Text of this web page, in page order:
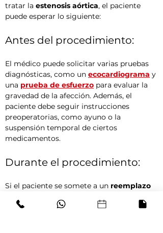
tratar la estenosis aórtica, el paciente
puede esperar lo siguiente:
Antes del procedimiento:
El médico puede solicitar varias pruebas
diagnósticas, como un ecocardiograma y
una prueba de esfuerzo para evaluar la
gravedad de la afección. Además, el
paciente debe seguir instrucciones
preoperatorias, como ayuno o la
suspensión temporal de ciertos
medicamentos.
Durante el procedimiento:
Si el paciente se somete a un reemplazo
a una
sala de hemodinamia